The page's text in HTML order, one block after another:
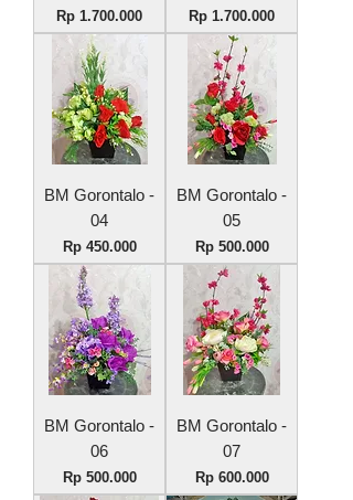
Harga
Rp 1.700.000 Harga
Rp 1.700.000
BM Gorontalo -
04
Harga
Rp 450.000
BM Gorontalo -
05
Harga
Rp 500.000
BM Gorontalo -
06
Harga
Rp 500.000
BM Gorontalo -
07
Harga
Rp 600.000